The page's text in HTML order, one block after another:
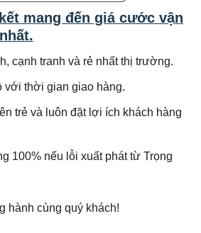
mang đến giá cước vận
cạnh tranh và rẻ nhất thị trường.
với thời gian giao hàng.
trẻ và luôn đặt lợi ích khách hàng
100% nếu lỗi xuất phát từ Trọng
hành cùng quý khách!